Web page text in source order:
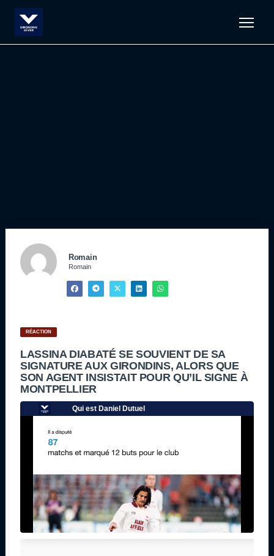
Romain
Romain
RÉACTION
LASSINA DIABATÉ SE SOUVIENT DE SA
SIGNATURE AUX GIRONDINS, ALORS QUE
SON AGENT INSISTAIT POUR QU’IL SIGNE À
MONTPELLIER